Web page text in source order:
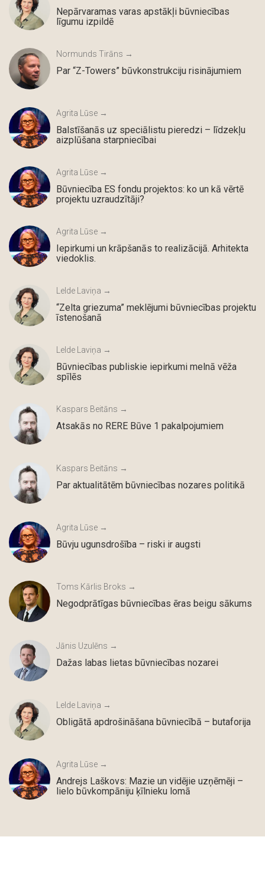
Nepārvaramas varas apstākļi būvniecības
līgumu izpildē
Normunds Tirāns →
Par “Z-Towers” būvkonstrukciju risinājumiem
Agrita Lūse →
Balstīšanās uz speciālistu pieredzi – līdzekļu
aizplūšana starpniecībai
Agrita Lūse →
Būvniecība ES fondu projektos: ko un kā vērtē
projektu uzraudzītāji?
Agrita Lūse →
Iepirkumi un krāpšanās to realizācijā. Arhitekta
viedoklis.
Lelde Laviņa →
“Zelta griezuma” meklējumi būvniecības projektu
īstenošanā
Lelde Laviņa →
Būvniecības publiskie iepirkumi melnā vēža
spīlēs
Kaspars Beitāns →
Atsakās no RERE Būve 1 pakalpojumiem
Kaspars Beitāns →
Par aktualitātēm būvniecības nozares politikā
Agrita Lūse →
Būvju ugunsdrošība – riski ir augsti
Toms Kārlis Broks →
Negodprātīgas būvniecības ēras beigu sākums
Jānis Uzulēns →
Dažas labas lietas būvniecības nozarei
Lelde Laviņa →
Obligātā apdrošināšana būvniecībā – butaforija
Agrita Lūse →
Andrejs Laškovs: Mazie un vidējie uzņēmēji –
lielo būvkompāniju ķīlnieku lomā